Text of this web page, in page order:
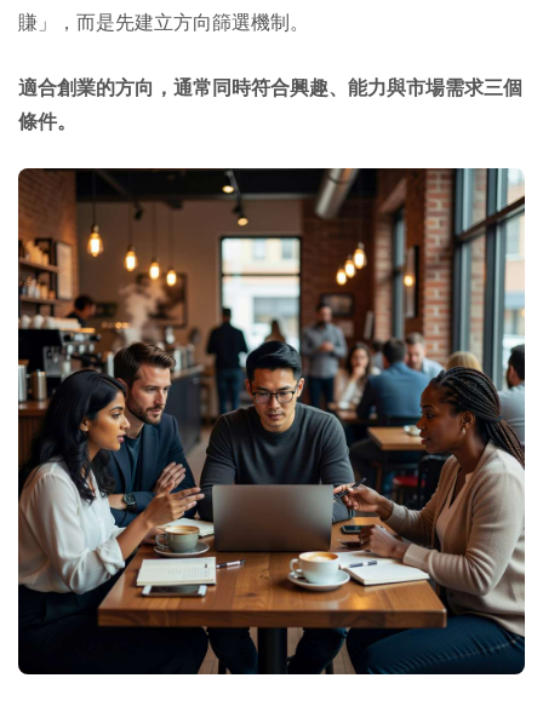
賺」，而是先建立方向篩選機制。
適合創業的方向，通常同時符合興趣、能力與市場需求三個
條件。